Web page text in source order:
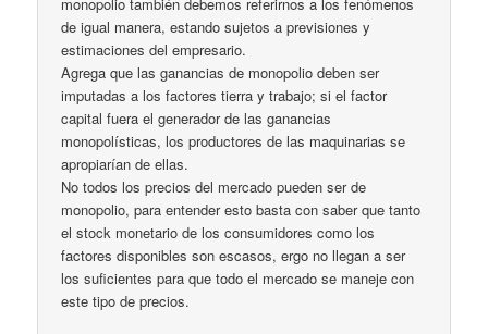
de igual manera, estando sujetos a previsiones y
estimaciones del empresario.
Agrega que las ganancias de monopolio deben ser
imputadas a los factores tierra y trabajo; si el factor
capital fuera el generador de las ganancias
monopolísticas, los productores de las maquinarias se
apropiarían de ellas.
No todos los precios del mercado pueden ser de
monopolio, para entender esto basta con saber que tanto
el stock monetario de los consumidores como los
factores disponibles son escasos, ergo no llegan a ser
los suficientes para que todo el mercado se maneje con
este tipo de precios.